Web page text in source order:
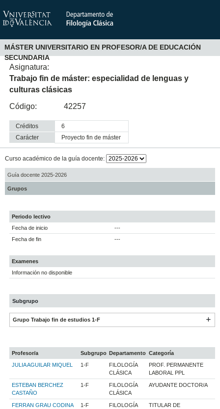
MÁSTER UNIVERSITARIO EN PROFESOR/A DE EDUCACIÓN
SECUNDARIA
Asignatura:
Trabajo fin de máster: especialidad de lenguas y
culturas clásicas
Código:
42257
Créditos
6
Carácter
proyecto fin de máster
Curso académico de la guía docente:
Guía docente 2025-2026
Grupos
Periodo lectivo
Fecha de inicio
---
Fecha de fin
---
Examenes
Información no disponible
Subgrupo
Grupo Trabajo fin de estudios 1-F
Profesor/a Subgrupo Departamento Categoría
JULIA AGUILAR MIQUEL
1-F
FILOLOGÍA
CLÁSICA
PROF. PERMANENTE
LABORAL PPL
ESTEBAN BERCHEZ
CASTAÑO
1-F
FILOLOGÍA
CLÁSICA
AYUDANTE DOCTOR/A
FERRAN GRAU CODINA 1-F
FILOLOGÍA
TITULAR DE